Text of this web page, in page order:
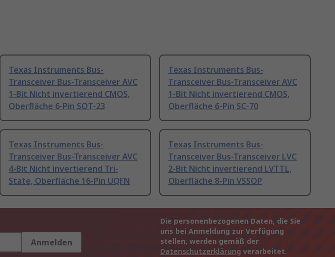
Texas Instruments Bus-
Transceiver Bus-Transceiver AVC
1-Bit Nicht invertierend CMOS,
Oberfläche 6-Pin SOT-23
Texas Instruments Bus-
Transceiver Bus-Transceiver AVC
1-Bit Nicht invertierend CMOS,
Oberfläche 6-Pin SC-70
Texas Instruments Bus-
Transceiver Bus-Transceiver AVC
4-Bit Nicht invertierend Tri-
State, Oberfläche 16-Pin UQFN
Texas Instruments Bus-
Transceiver Bus-Transceiver LVC
2-Bit Nicht invertierend LVTTL,
Oberfläche 8-Pin VSSOP
Anmelden
Die personenbezogenen Daten, die Sie
uns bei Anmeldung zur Verfügung
stellen, werden gemäß der
Datenschutzerklärung verarbeitet.